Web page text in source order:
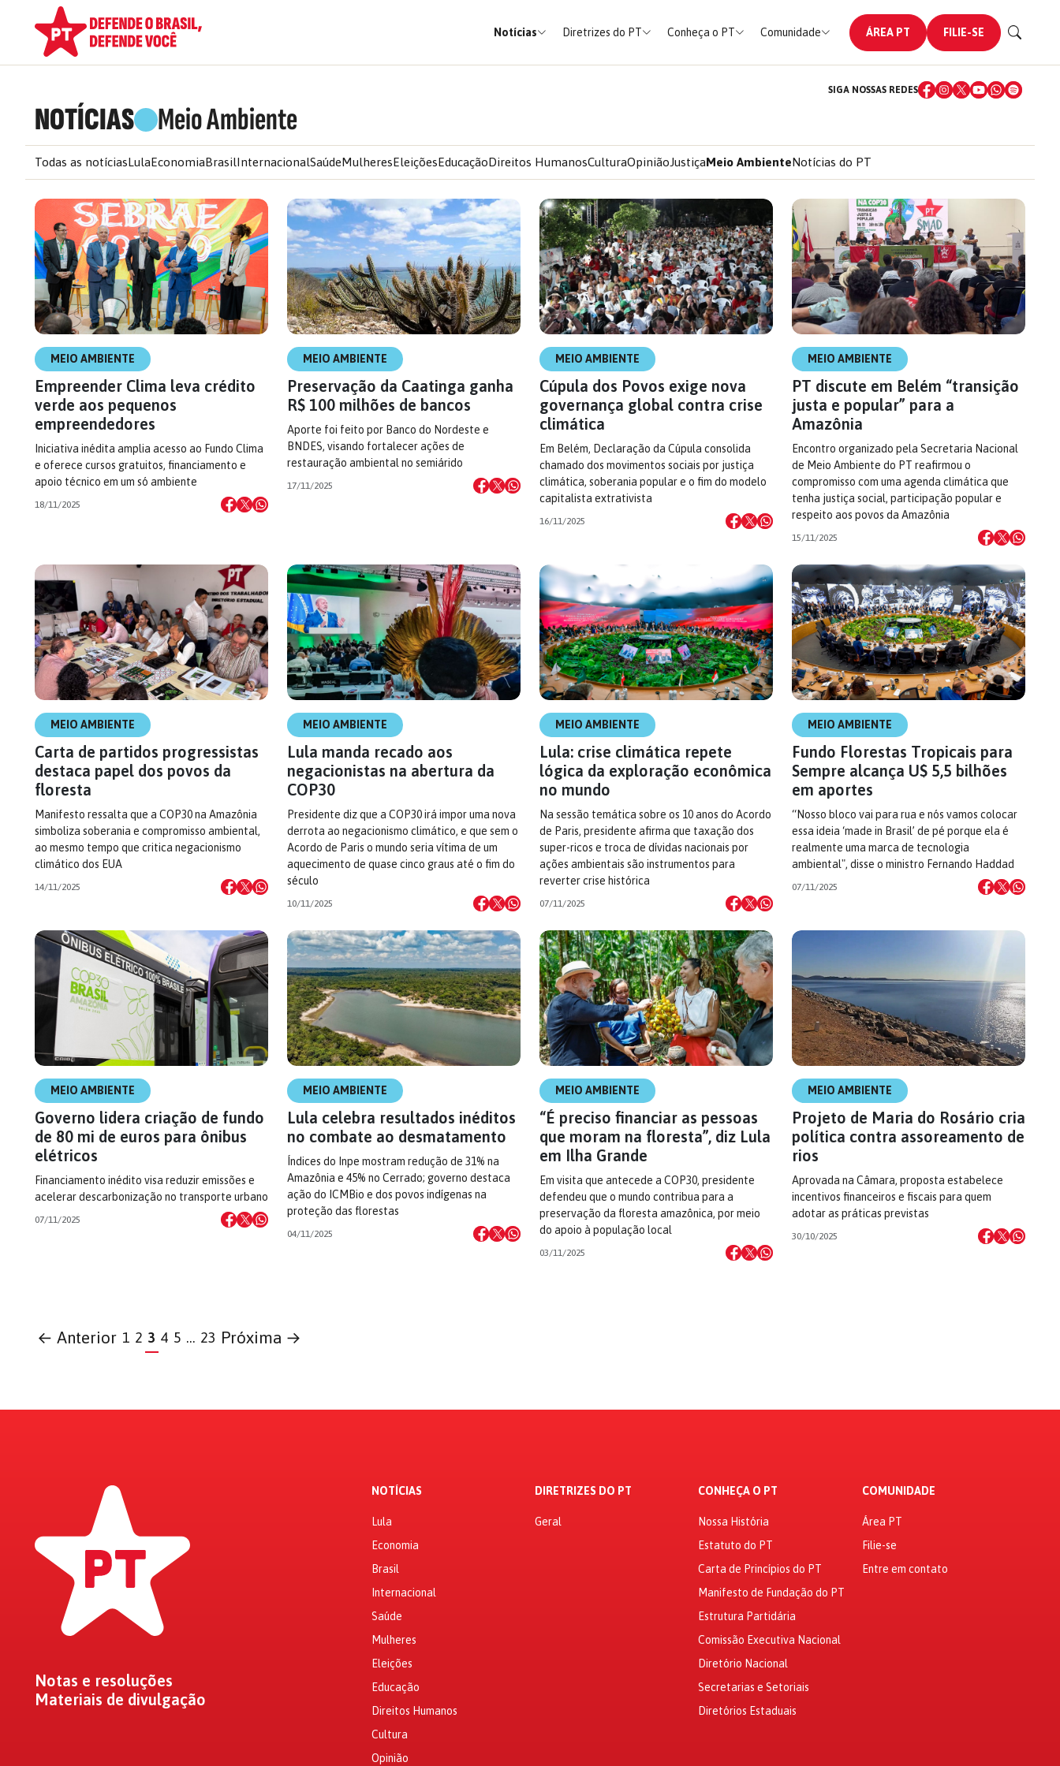
Notícias Diretrizes do PT Conheça o PT Comunidade ÁREA PT FILIE-SE
NOTÍCIAS Meio Ambiente
SIGA NOSSAS REDES
Todas as notíciasLulaEconomiaBrasilInternacionalSaúdeMulheresEleiçõesEducaçãoDireitos HumanosCulturaOpiniãoJustiçaMeio AmbienteNotícias do PT
MEIO AMBIENTE
Empreender Clima leva crédito
verde aos pequenos
empreendedores
Iniciativa inédita amplia acesso ao Fundo Clima
e oferece cursos gratuitos, financiamento e
apoio técnico em um só ambiente
18/11/2025
MEIO AMBIENTE
Preservação da Caatinga ganha
R$ 100 milhões de bancos
Aporte foi feito por Banco do Nordeste e
BNDES, visando fortalecer ações de
restauração ambiental no semiárido
17/11/2025
MEIO AMBIENTE
Cúpula dos Povos exige nova
governança global contra crise
climática
Em Belém, Declaração da Cúpula consolida
chamado dos movimentos sociais por justiça
climática, soberania popular e o fim do modelo
capitalista extrativista
16/11/2025
MEIO AMBIENTE
PT discute em Belém “transição
justa e popular” para a
Amazônia
Encontro organizado pela Secretaria Nacional
de Meio Ambiente do PT reafirmou o
compromisso com uma agenda climática que
tenha justiça social, participação popular e
respeito aos povos da Amazônia
15/11/2025
MEIO AMBIENTE
Carta de partidos progressistas
destaca papel dos povos da
floresta
Manifesto ressalta que a COP30 na Amazônia
simboliza soberania e compromisso ambiental,
ao mesmo tempo que critica negacionismo
climático dos EUA
14/11/2025
MEIO AMBIENTE
Lula manda recado aos
negacionistas na abertura da
COP30
Presidente diz que a COP30 irá impor uma nova
derrota ao negacionismo climático, e que sem o
Acordo de Paris o mundo seria vítima de um
aquecimento de quase cinco graus até o fim do
século
10/11/2025
MEIO AMBIENTE
Lula: crise climática repete
lógica da exploração econômica
no mundo
Na sessão temática sobre os 10 anos do Acordo
de Paris, presidente afirma que taxação dos
super-ricos e troca de dívidas nacionais por
ações ambientais são instrumentos para
reverter crise histórica
07/11/2025
MEIO AMBIENTE
Fundo Florestas Tropicais para
Sempre alcança U$ 5,5 bilhões
em aportes
“Nosso bloco vai para rua e nós vamos colocar
essa ideia ‘made in Brasil’ de pé porque ela é
realmente uma marca de tecnologia
ambiental", disse o ministro Fernando Haddad
07/11/2025
MEIO AMBIENTE
Governo lidera criação de fundo
de 80 mi de euros para ônibus
elétricos
Financiamento inédito visa reduzir emissões e
acelerar descarbonização no transporte urbano
07/11/2025
MEIO AMBIENTE
Lula celebra resultados inéditos
no combate ao desmatamento
Índices do Inpe mostram redução de 31% na
Amazônia e 45% no Cerrado; governo destaca
ação do ICMBio e dos povos indígenas na
proteção das florestas
04/11/2025
MEIO AMBIENTE
“É preciso financiar as pessoas
que moram na floresta”, diz Lula
em Ilha Grande
Em visita que antecede a COP30, presidente
defendeu que o mundo contribua para a
preservação da floresta amazônica, por meio
do apoio à população local
03/11/2025
MEIO AMBIENTE
Projeto de Maria do Rosário cria
política contra assoreamento de
rios
Aprovada na Câmara, proposta estabelece
incentivos financeiros e fiscais para quem
adotar as práticas previstas
30/10/2025
← Anterior 1 2 3 4 5 … 23 Próxima →
Notas e resoluções
Materiais de divulgação
NOTÍCIAS
Lula
Economia
Brasil
Internacional
Saúde
Mulheres
Eleições
Educação
Direitos Humanos
Cultura
Opinião
DIRETRIZES DO PT
Geral
CONHEÇA O PT
Nossa História
Estatuto do PT
Carta de Princípios do PT
Manifesto de Fundação do PT
Estrutura Partidária
Comissão Executiva Nacional
Diretório Nacional
Secretarias e Setoriais
Diretórios Estaduais
COMUNIDADE
Área PT
Filie-se
Entre em contato